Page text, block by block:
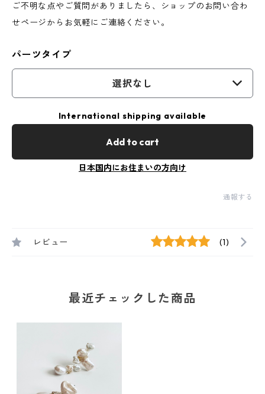
ご不明な点やご質問がありましたら、ショップのお問い合わ
せページからお気軽にご連絡ください。
パーツタイプ
選択なし
International shipping available
Add to cart
日本国内にお住まいの方向け
通報する
レビュー (1)
最近チェックした商品